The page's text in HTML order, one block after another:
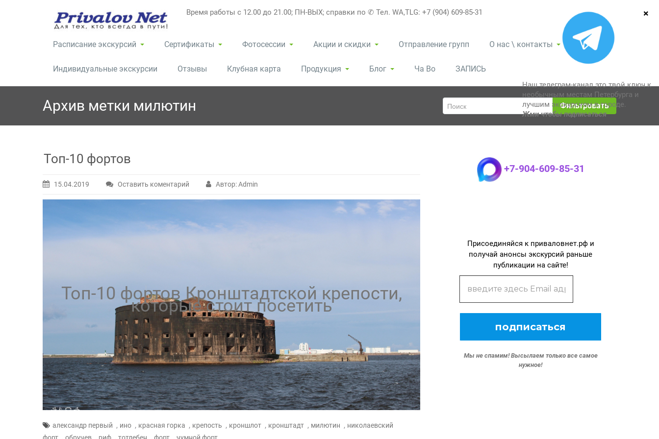
Время работы с 12.00 до 21.00; ПН-ВЫХ; справки по ✆ Тел. WA,TLG: +7 (904) 609-85-31
Расписание экскурсий Сертификаты Фотосессии Акции и скидки Отправление групп О нас \ контакты
Индивидуальные экскурсии Отзывы Клубная карта Продукция Блог Ча Во ЗАПИСЬ
Архив метки милютин Фильтровать
Топ-10 фортов
15.04.2019 Оставить коментарий Автор: Admin
Топ-10 фортов Кронштадтской крепости,
которые стоит посетить
александр первый , ино , красная горка , крепость , кроншлот , кронштадт , милютин , николаевский
форт
обручев риф тотлебен форт чумной форт
+7-904-609-85-31
Присоединяйся к приваловнет.рф и
получай анонсы экскурсий раньше
публикации на сайте!
Мы не спамим! Высылаем только все самое
нужное!
Наш телеграм-канал это твой ключ к
необычным местам Петербурга и
лучшим экскурсиям в городе.
Жми чтобы подписаться